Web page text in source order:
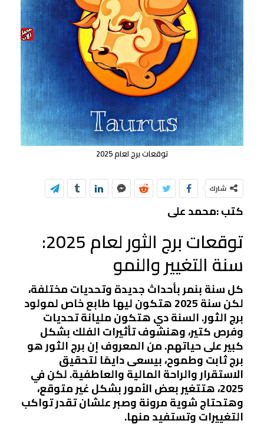
توقعات برج لعام 2025
شارك
كتب :محمد على
توقعات برج الثور لعام 2025:
سنة التغيير والنمو
كل سنة بنمر بأحداث جديدة وتحديات مختلفة،
لكن سنة 2025 هتكون ليها طابع خاص لمولود
برج الثور. السنة دي هتكون مليانة تحديات
وفرص كتير، وهنشوف تأثيرات الفلك بشكل
كبير على حياتهم. من المعروف إن برج الثور هو
برج ثابت وطموح، بيسعى دايمًا لتحقيق
الاستقرار والراحة المالية والعاطفية. لكن في
2025، هتتغير بعض الأمور بشكل غير متوقع،
وهتحتاج شوية مرونة وصبر علشان تقدر تواكب
التغييرات وتستفيد منها.